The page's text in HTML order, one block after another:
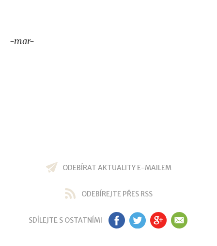
-mar-
ODEBÍRAT AKTUALITY E-MAILEM
ODEBÍREJTE PŘES RSS
SDÍLEJTE S OSTATNÍMI FB TW GP EM